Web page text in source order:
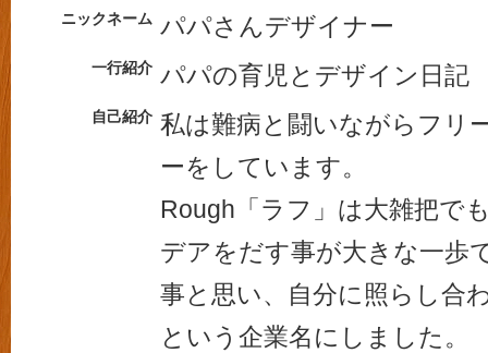
ニックネーム パパさんデザイナー
一行紹介 パパの育児とデザイン日記
自己紹介 私は難病と闘いながらフリ
ーをしています。
Rough「ラフ」は大雑把で
デアをだす事が大きな一歩
事と思い、自分に照らし合
という企業名にしました。